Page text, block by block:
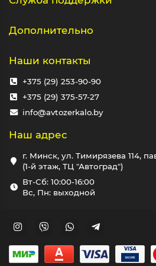
Дополнительно
Наши контакты
+375 (29) 253-90-90
+375 (29) 375-57-27
info@avtozerkalo.by
Наш адрес
г. Минск, ул. Тимирязева 114,
(1-й этаж, ТЦ "Автоград")
Вт-Сб: 10:00-16:00
Вс, Пн: выходной